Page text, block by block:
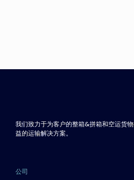
我们致力于为客户的整箱&拼箱和空运货
益的运输解决方案。
公司